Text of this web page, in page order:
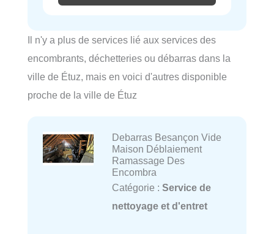
Il n'y a plus de services lié aux services des
encombrants, déchetteries ou débarras dans la
ville de Étuz, mais en voici d'autres disponible
proche de la ville de Étuz
Debarras Besançon Vide
Maison Déblaiement
Ramassage Des
Encombra
Catégorie : Service de
nettoyage et d'entret